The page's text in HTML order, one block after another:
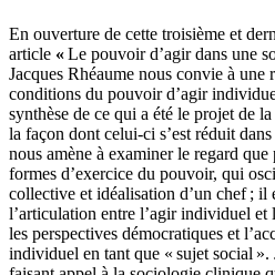
En ouverture de cette troisième et
article «Le pouvoir d’agir dans une
Jacques Rhéaume nous convie à
conditions du pouvoir d’agir
synthèse de ce qui a été le projet de
la façon dont celui-ci s’est réduit
nous amène à examiner le regard
formes d’exercice du pouvoir, qui
collective et idéalisation d’un chef ; il
l’articulation entre l’agir individuel et
les perspectives démocratiques et
individuel en tant que « sujet social ».